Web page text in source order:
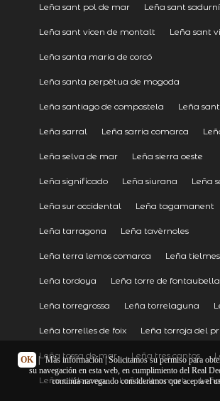
Leña sant pol de mar Leña sant
Leña sant vicen de montalt Leña sant
Leña santa maria de corcó
Leña santa perpètua de mogoda
Leña santiago de compostela Leña
Leña sarral Leña sarria comarca
Leña selva de mar Leña sierra oeste
Leña significado Leña siurana Leña
Leña sur occidental Leña tagamanent
Leña tarragona Leña tavèrnoles
Leña terra lemos comarca Leña tielmes
Leña tordoya Leña torre de fontaubella
Leña torregrossa Leña torrelaguna
Leña torrelles de foix Leña torroja del
Leña tossa de mar Leña tres cantos
Leña ulldecona Leña ultramort
OK | Más información| Solicitamos su permiso para
su navegación en esta web, en cumplimiento del Real
continúa navegando consideramos que acepta el